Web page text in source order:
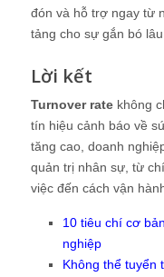
đón và hỗ trợ ngay từ
tảng cho sự gắn bó lâu
Lời kết
Turnover rate không
tín hiệu cảnh báo về
tăng cao, doanh
quản trị nhân sự, từ
việc đến cách vận
10 tiêu chí cơ
nghiệp
Không thể tuyển